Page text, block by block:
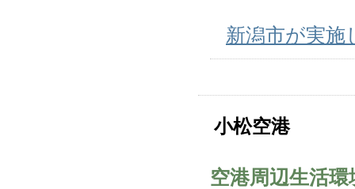
新潟市が実
小松空港
空港周辺生活